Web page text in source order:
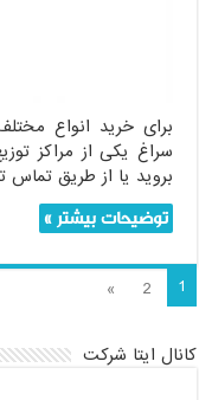
برای خرید انواع
سراغ یکی از مراکز
بروید یا از طریق
توضیحات بیشتر »
1
2
»
کانال ایتا شرکت